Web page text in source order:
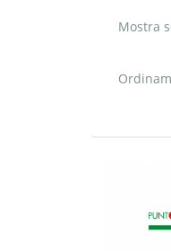
Mostra